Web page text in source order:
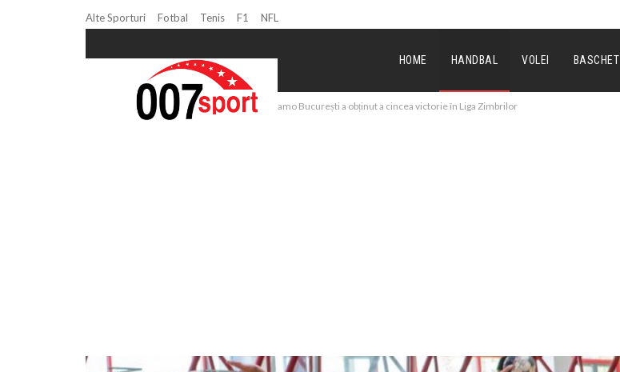
Alte Sporturi Fotbal Tenis F1 NFL
HOME HANDBAL VOLEI BASCHET
Handbal Handbal masculin: Dinamo București a obținut a cincea victorie în Liga Zimbrilor